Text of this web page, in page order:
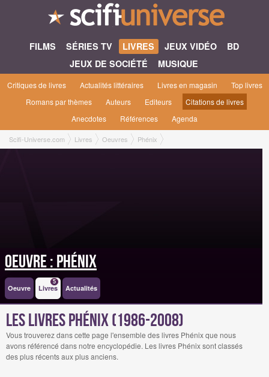
FILMS SÉRIES TV LIVRES JEUX VIDÉO
BD
JEUX DE SOCIÉTÉ
MUSIQUE
Critiques de livres Actualités littéraires Livres en magasin
Top livres
Romans par thèmes
Auteurs Editeurs
Citations de livres
Anecdotes
Références Agenda
Scifi-Universe.com Livres Oeuvres Phénix
Oeuvre : Phénix
Oeuvre Livres
5
Actualités
Les livres Phénix (1986-2008)
Vous trouverez dans cette page l'ensemble des livres Phénix que nous
avons référencé dans notre encyclopédie. Les livres Phénix sont classés
des plus récents aux plus anciens.